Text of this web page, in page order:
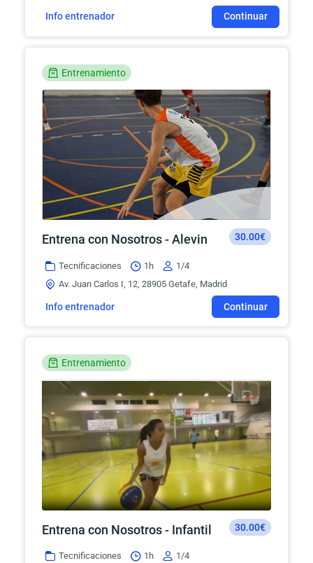
Info entrenador Continuar
Entrenamiento
Entrena con Nosotros - Alevin 30.00€
Tecnificaciones 1h
1/4
Av. Juan Carlos I, 12, 28905 Getafe, Madrid
Info entrenador Continuar
Entrenamiento
Entrena con Nosotros - Infantil 30.00€
Tecnificaciones 1h
1/4